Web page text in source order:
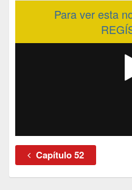
Para ver esta
Capítulo 52